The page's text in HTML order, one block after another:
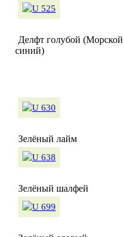
Делфт голубой (Морской
синий)
Зелёный лайм
Зелёный шалфей